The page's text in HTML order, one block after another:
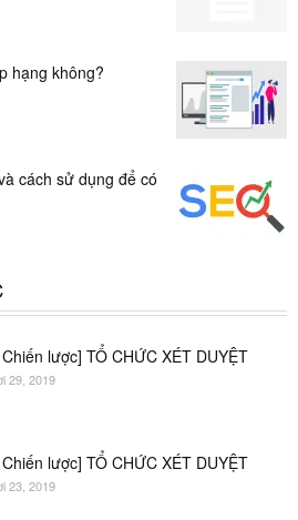
hạng không?
cách sử dụng để có
lược] TỔ CHỨC XÉT DUYỆT
29, 2019
lược] TỔ CHỨC XÉT DUYỆT
23, 2019